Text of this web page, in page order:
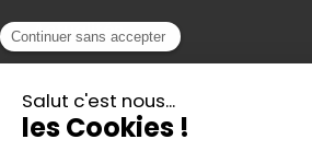
Actualités
Contact